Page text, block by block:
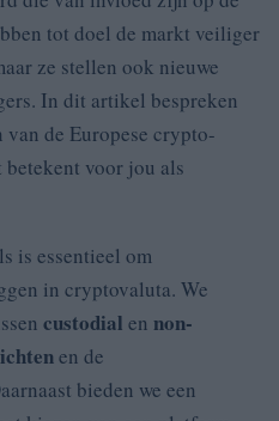
tot doel de markt veiliger
ze stellen ook nieuwe
In dit artikel bespreken
van de Europese crypto-
voor jou als
is essentieel om
in cryptovaluta. We
custodial en non-
en de
bieden we een